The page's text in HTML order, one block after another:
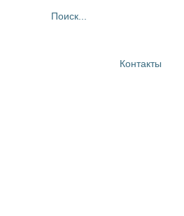
Контакты